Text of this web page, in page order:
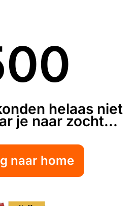
500
helaas niet
je naar zocht...
naar home